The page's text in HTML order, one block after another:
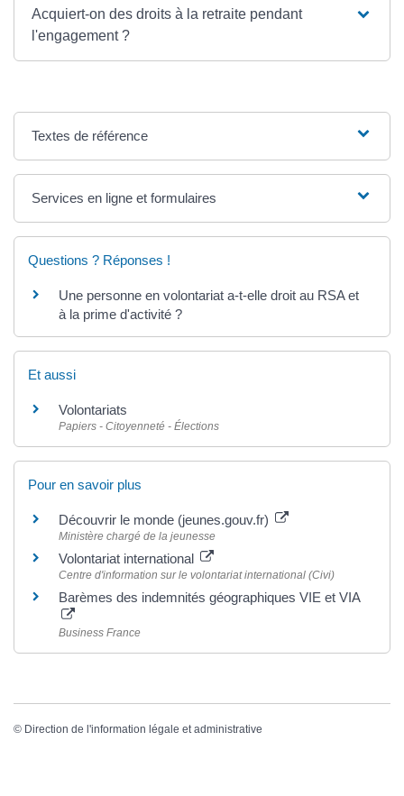
Acquiert-on des droits à la retraite pendant
l'engagement ?
Textes de référence
Services en ligne et formulaires
Questions ? Réponses !
Une personne en volontariat a-t-elle droit au RSA et
à la prime d'activité ?
Et aussi
Volontariats
Papiers - Citoyenneté - Élections
Pour en savoir plus
Découvrir le monde (jeunes.gouv.fr)
Ministère chargé de la jeunesse
Volontariat international
Centre d'information sur le volontariat international (Civi)
Barèmes des indemnités géographiques VIE et VIA
Business France
© Direction de l'information légale et administrative